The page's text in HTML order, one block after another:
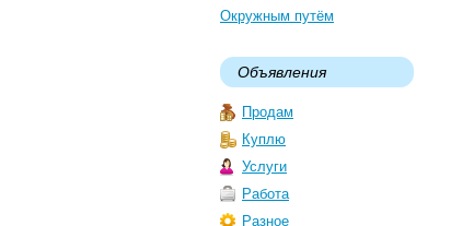
Окружным путём
Объявления
Продам
Куплю
Услуги
Работа
Разное